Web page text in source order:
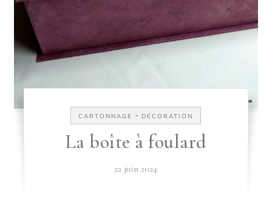
CARTONNAGE - DÉCORATION
La boîte à foulard
22 juin 2024